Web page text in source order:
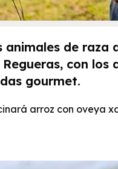
animales de
Regueras, con
gourmet.
arroz con oveya